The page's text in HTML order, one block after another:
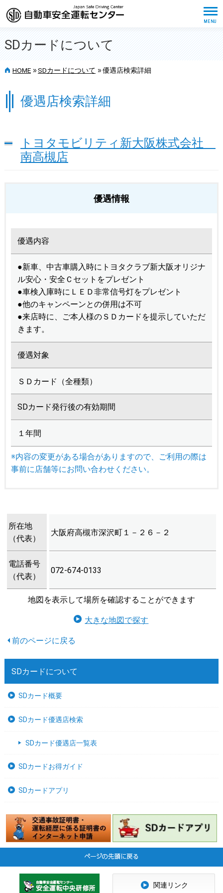
SDカードについて
HOME >> SDカードについて >> 優遇店検索詳細
優遇店検索詳細
トヨタモビリティ新大阪株式会社
南高槻店
優遇情報
優遇内容
●新車、中古車購入時にトヨタクラブ新大阪オリジナ
ル安心・安全Ｃセットをプレゼント
●車検入庫時にＬＥＤ非常信号灯をプレゼント
●他のキャンペーンとの併用は不可
●来店時に、ご本人様のＳＤカードを提示していただ
きます。
優遇対象
ＳＤカード（全種類）
SDカード発行後の有効期間
１年間
※内容の変更がある場合がありますので、ご利用の際は
事前に店舗等にお問い合わせください。
所在地
（代表）
大阪府高槻市深沢町１－２６－２
電話番号
（代表）
072-674-0133
地図を表示して場所を確認することができます
大きな地図で探す
SDカードについて
SDカード概要
SDカード優遇店検索
SDカード優遇店一覧表
SDカードお得ガイド
SDカードアプリ
関連リンク